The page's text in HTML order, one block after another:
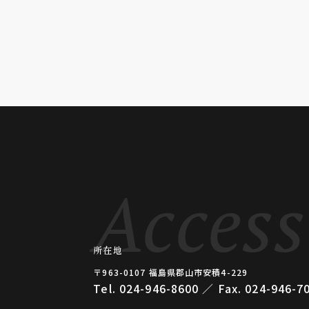
Access
所在地
〒963-0107 福島県郡⼭市安積4-229
Tel. 024-946-8600 ／ Fax. 024-946-